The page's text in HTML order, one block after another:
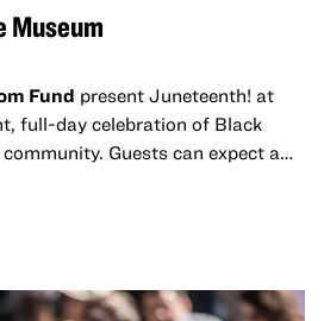
Museum
Fund present Juneteenth! at
full-day celebration of Black
Guests can expect a
artists, delicious offerings
in celebration of Black culture.